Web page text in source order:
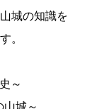
城の知識を
。
～
山城～